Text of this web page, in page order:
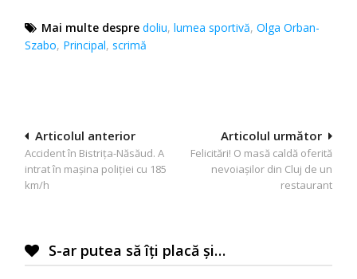
Mai multe despre doliu,lumea sportivă,Olga Orban-
Szabo, Principal,scrimă
Navigare
în
articole
Articolul următor
Felicitări! O masă caldă oferită
nevoiașilor din Cluj de un
restaurant
Articolul anterior
Accident în Bistrița-Năsăud. A
intrat în mașina poliției cu 185
km/h
S-ar putea să îți placă și…